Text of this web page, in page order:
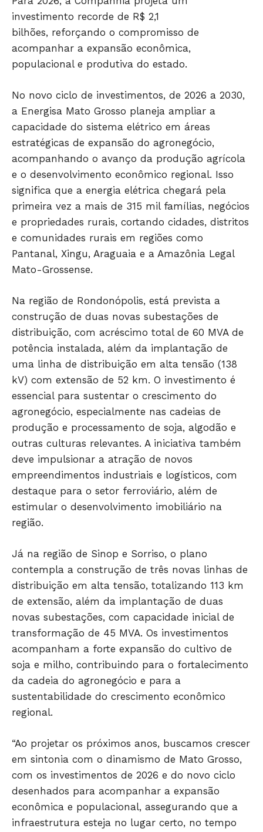
Só Notícias
JUNTE-SE NO WHATSAPP
POLÍTICA
POLÍCIA
ESPORTES
ECONOMIA
OPINIÃO
GERAL
EDUCAÇÃO
SAÚDE
AGRONOTÍCIAS
ÚLTIMAS NOTÍCIAS
investimento recorde de R$ 2,1
bilhões, reforçando o compromisso de
acompanhar a expansão econômica,
populacional e produtiva do estado.
No novo ciclo de investimentos, de 2026 a 2030,
a Energisa Mato Grosso planeja ampliar a
capacidade do sistema elétrico em áreas
estratégicas de expansão do agronegócio,
acompanhando o avanço da produção agrícola
e o desenvolvimento econômico regional. Isso
significa que a energia elétrica chegará pela
primeira vez a mais de 315 mil famílias, negócios
e propriedades rurais, cortando cidades, distritos
e comunidades rurais em regiões como
Pantanal, Xingu, Araguaia e a Amazônia Legal
Mato-Grossense.
Na região de Rondonópolis, está prevista a
construção de duas novas subestações de
distribuição, com acréscimo total de 60 MVA de
potência instalada, além da implantação de
uma linha de distribuição em alta tensão (138
kV) com extensão de 52 km. O investimento é
essencial para sustentar o crescimento do
agronegócio, especialmente nas cadeias de
produção e processamento de soja, algodão e
outras culturas relevantes. A iniciativa também
deve impulsionar a atração de novos
empreendimentos industriais e logísticos, com
destaque para o setor ferroviário, além de
estimular o desenvolvimento imobiliário na
região.
Já na região de Sinop e Sorriso, o plano
contempla a construção de três novas linhas de
distribuição em alta tensão, totalizando 113 km
de extensão, além da implantação de duas
novas subestações, com capacidade inicial de
transformação de 45 MVA. Os investimentos
acompanham a forte expansão do cultivo de
soja e milho, contribuindo para o fortalecimento
da cadeia do agronegócio e para a
sustentabilidade do crescimento econômico
regional.
“Ao projetar os próximos anos, buscamos crescer
em sintonia com o dinamismo de Mato Grosso,
com os investimentos de 2026 e do novo ciclo
desenhados para acompanhar a expansão
econômica e populacional, assegurando que a
infraestrutura esteja no lugar certo, no tempo